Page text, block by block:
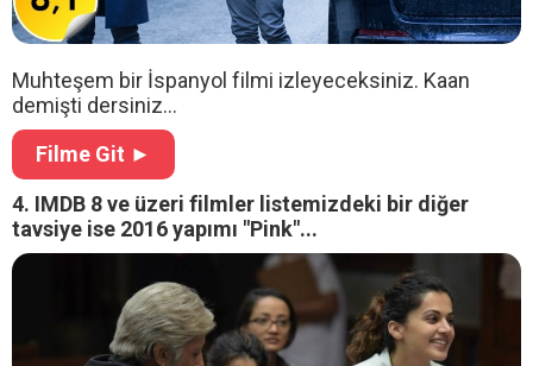
Muhteşem bir İspanyol filmi izleyeceksiniz. Kaan
demişti dersiniz...
Filme Git ►
4. IMDB 8 ve üzeri filmler listemizdeki bir diğer
tavsiye ise 2016 yapımı "Pink"...